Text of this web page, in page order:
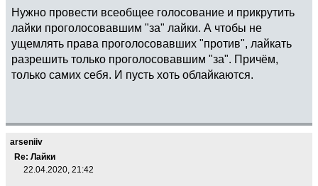
Нужно провести всеобщее голосование и прикрутить
лайки проголосовавшим "за" лайки. А чтобы не
ущемлять права проголосовавших "против", лайкать
разрешить только проголосовавшим "за". Причём,
только самих себя. И пусть хоть облайкаются.
arseniiv
Re: Лайки
22.04.2020, 21:42